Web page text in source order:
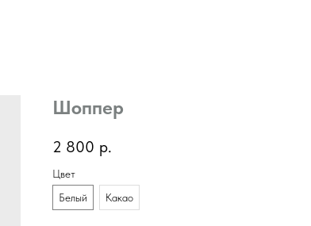
Шоппер
2 800 р.
Цвет
Белый
Какао